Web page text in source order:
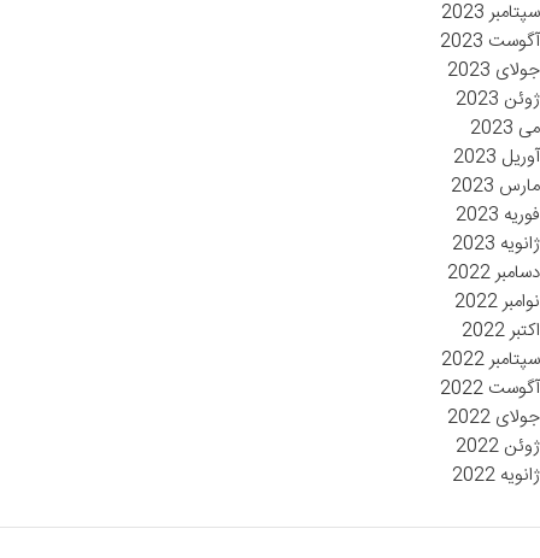
سپتامبر 2023
آگوست 2023
جولای 2023
ژوئن 2023
می 2023
آوریل 2023
مارس 2023
فوریه 2023
ژانویه 2023
دسامبر 2022
نوامبر 2022
اکتبر 2022
سپتامبر 2022
آگوست 2022
جولای 2022
ژوئن 2022
ژانویه 2022